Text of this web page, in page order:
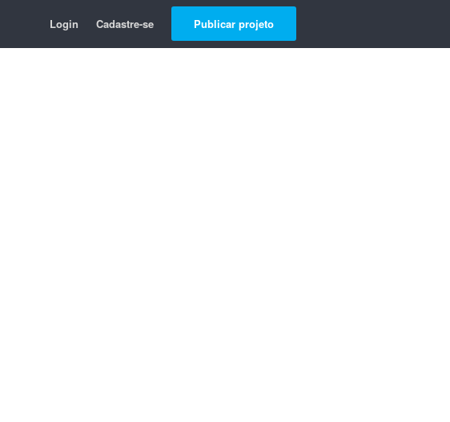
Login Cadastre-se Publicar projeto